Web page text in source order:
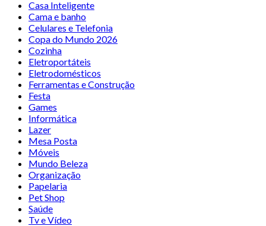
Casa Inteligente
Cama e banho
Celulares e Telefonia
Copa do Mundo 2026
Cozinha
Eletroportáteis
Eletrodomésticos
Ferramentas e Construção
Festa
Games
Informática
Lazer
Mesa Posta
Móveis
Mundo Beleza
Organização
Papelaria
Pet Shop
Saúde
Tv e Vídeo